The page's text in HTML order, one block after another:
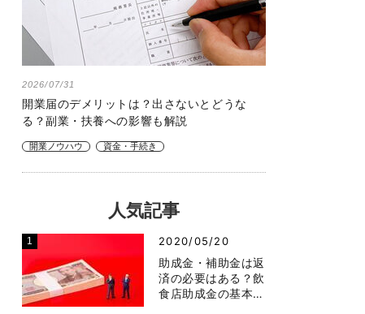
2026/07/31
開業届のデメリットは？出さないとどうな
る？副業・扶養への影響も解説
開業ノウハウ 資金・手続き
人気記事
2020/05/20
助成金・補助金は返
済の必要はある？飲
食店助成金の基本…